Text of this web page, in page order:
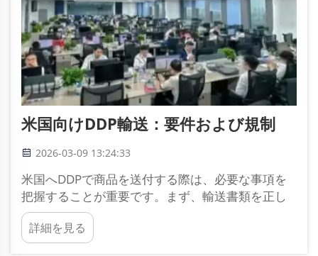
米国向けDDP輸送：要件および規制
2026-03-09 13:24:33
米国へDDPで商品を送付する際は、必要な事項を
把握することが重要です。まず、輸送書類を正し
く準備する必要があります。これにはインボイス
およびパッキングリストが含まれます。インボイ
スには商品の明確な価格を記載する必要があり、
詳細を見る